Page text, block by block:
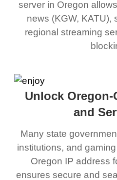
server in Oregon
news (KGW, KATU),
regional streaming
Unlock
and
Many state
institutions, and
Oregon IP address
ensures secure and